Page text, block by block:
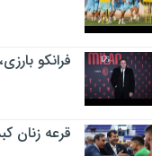
فرانکو
قرعه زنان